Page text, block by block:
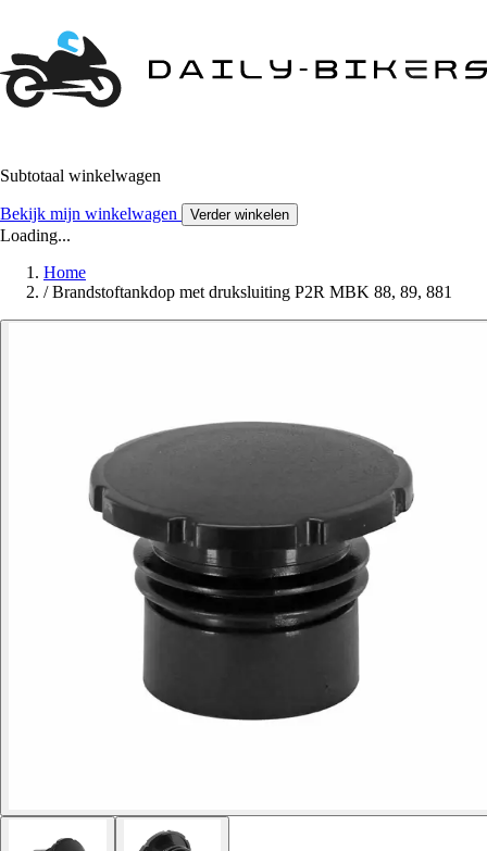
Subtotaal winkelwagen
Bekijk mijn winkelwagen Verder winkelen
Loading...
Home
/ Brandstoftankdop met druksluiting P2R MBK 88, 89, 881